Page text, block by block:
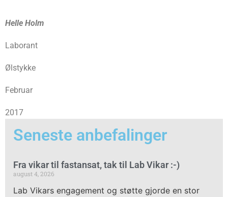
Helle Holm
Laborant
Ølstykke
Februar
2017
Seneste anbefalinger
Fra vikar til fastansat, tak til Lab Vikar :-)
august 4, 2026
Lab Vikars engagement og støtte gjorde en stor